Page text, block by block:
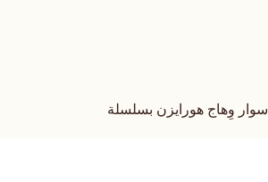
سوار وِهاج هورايزن بسلسلة